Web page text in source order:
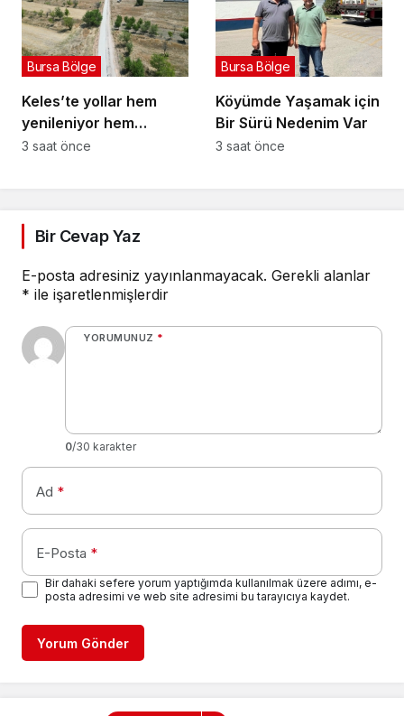
Keles’te yollar hem
yenileniyor hem
genişliyor
Bursa Bölge
3 saat önce
Köyümde Yaşamak için
Bir Sürü Nedenim Var
Bursa Bölge
3 saat önce
Bir Cevap Yaz
E-posta adresiniz yayınlanmayacak. Gerekli alanlar
* ile işaretlenmişlerdir
YORUMUNUZ *
0/30 karakter
Ad *
E-Posta *
Bir dahaki sefere yorum yaptığımda kullanılmak üzere adımı, e-
posta adresimi ve web site adresimi bu tarayıcıya kaydet.
Yorum Gönder